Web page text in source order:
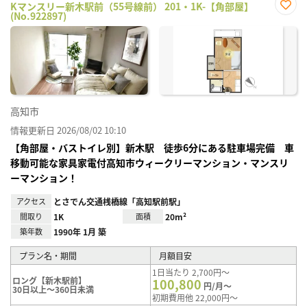
Kマンスリー新木駅前（55号線前） 201・1K-【角部屋】
(No.922897)
に入
高知市
情報更新日 2026/08/02 10:10
【角部屋・バストイレ別】新木駅 徒歩6分にある駐車場完備 車
移動可能な家具家電付高知市ウィークリーマンション・マンスリ
ーマンション！
アクセス とさでん交通桟橋線「高知駅前駅」
間取り 1K 面積 20m²
築年数 1990年 1月 築
プラン名・期間 月額目安
ロング【新木駅前】
30日以上～360日未満
1日当たり 2,700円～
100,800 円/月～
初期費用他 22,000円～